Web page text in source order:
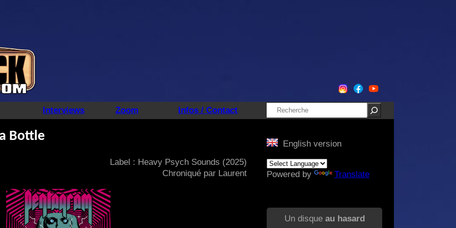
Interviews Zoom Infos / Contact Rechercher
Bottle
Label : Heavy Psych Sounds (2025)
Chroniqué par Laurent
English version
Powered by Translate
Un disque au hasard